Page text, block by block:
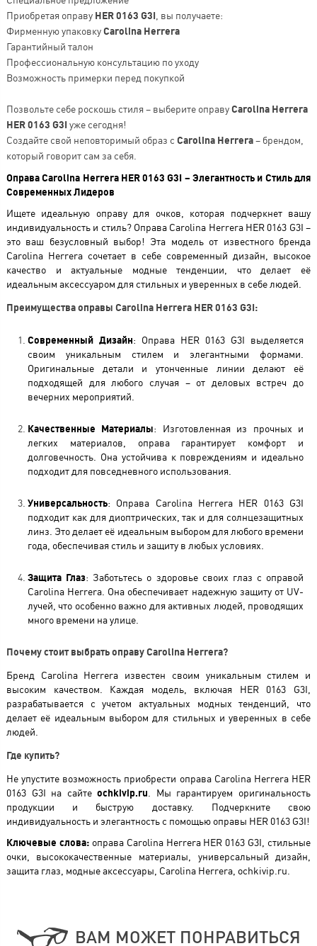
Приобретая оправу HER 0163 G3I , вы получаете:
Фирменную упаковкуCarolina Herrera
Гарантийный талон
Профессиональную консультацию по уходу
Возможность примерки перед покупкой
Позвольте себе роскошь стиля – выберите оправуCarolina Herrera
HER 0163 G3I уже сегодня!
Создайте свой неповторимый образ с Carolina Herrera– брендом,
который говорит сам за себя.
Оправа Carolina Herrera HER 0163 G3I – Элегантность и Стиль для
Современных Лидеров
Ищете идеальную оправу для очков, которая подчеркнет вашу
индивидуальность и стиль? Оправа Carolina Herrera HER 0163 G3I –
это ваш безусловный выбор! Эта модель от известного бренда
Carolina Herrera сочетает в себе современный дизайн, высокое
качество и актуальные модные тенденции, что делает её
идеальным аксессуаром для стильных и уверенных в себе людей.
Преимущества оправы Carolina Herrera HER 0163 G3I:
Современный Дизайн: Оправа HER 0163 G3I выделяется
своим уникальным стилем и элегантными формами.
Оригинальные детали и утонченные линии делают её
подходящей для любого случая – от деловых встреч до
вечерних мероприятий.
Качественные Материалы: Изготовленная из прочных и
легких материалов, оправа гарантирует комфорт и
долговечность. Она устойчива к повреждениям и идеально
подходит для повседневного использования.
Универсальность: Оправа Carolina Herrera HER 0163 G3I
подходит как для диоптрических, так и для солнцезащитных
линз. Это делает её идеальным выбором для любого времени
года, обеспечивая стиль и защиту в любых условиях.
Защита Глаз: Заботьтесь о здоровье своих глаз с оправой
Carolina Herrera. Она обеспечивает надежную защиту от UV-
лучей, что особенно важно для активных людей, проводящих
много времени на улице.
Почему стоит выбрать оправу Carolina Herrera?
Бренд Carolina Herrera известен своим уникальным стилем и
высоким качеством. Каждая модель, включая HER 0163 G3I,
разрабатывается с учетом актуальных модных тенденций, что
делает её идеальным выбором для стильных и уверенных в себе
людей.
Где купить?
Не упустите возможность приобрести оправа Carolina Herrera HER
0163 G3I на сайтеochkivip.ru . Мы гарантируем оригинальность
продукции и быструю доставку. Подчеркните свою
индивидуальность и элегантность с помощью оправы HER 0163 G3I!
Ключевые слова:оправа Carolina Herrera HER 0163 G3I, стильные
очки, высококачественные материалы, универсальный дизайн,
защита глаз, модные аксессуары, Carolina Herrera, ochkivip.ru.
ВАМ МОЖЕТ ПОНРАВИТЬСЯ